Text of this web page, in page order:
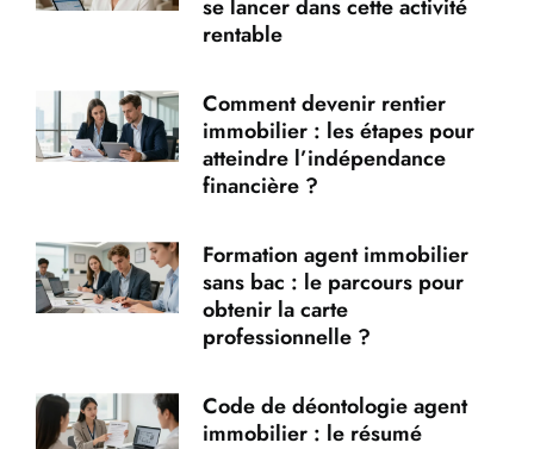
se lancer dans cette activité
rentable
Comment devenir rentier
immobilier : les étapes pour
atteindre l’indépendance
financière ?
Formation agent immobilier
sans bac : le parcours pour
obtenir la carte
professionnelle ?
Code de déontologie agent
immobilier : le résumé